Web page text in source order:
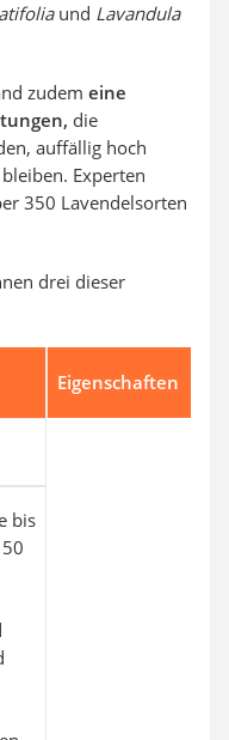
und Lavandula
zudem eine
die
auffällig hoch
Experten
350 Lavendelsorten
drei dieser
Eigenschaften
bis